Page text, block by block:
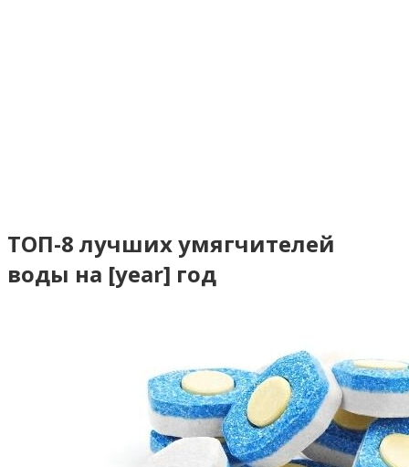
ТОП-8 лучших умягчителей
воды на [year] год